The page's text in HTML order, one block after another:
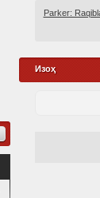
Parker:
Изоҳ